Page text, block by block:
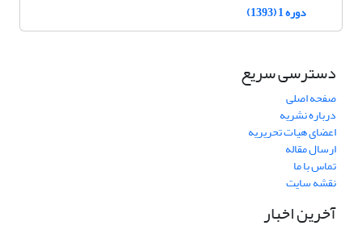
دوره 1 (1393)
دسترسی سریع
صفحه اصلی
درباره نشریه
اعضای هیات تحریریه
ارسال مقاله
تماس با ما
نقشه سایت
آخرین اخبار